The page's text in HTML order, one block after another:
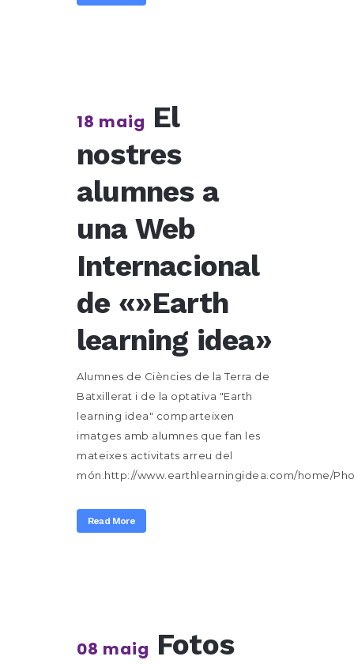
18 maig El
nostres
alumnes a
una Web
Internacional
de «»Earth
learning idea»
Alumnes de Ciències de la Terra de
Batxillerat i de la optativa "Earth
learning idea" comparteixen
imatges amb alumnes que fan les
mateixes activitats arreu del
món.http://www.earthlearningidea.com/home/
Read More
08 maig Fotos